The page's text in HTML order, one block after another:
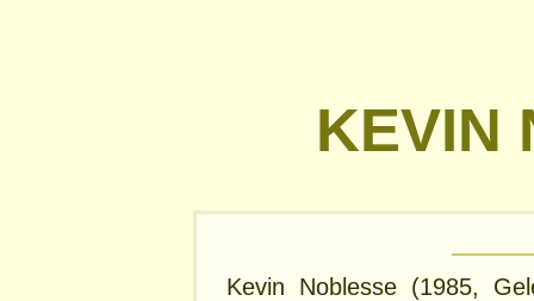
KEVIN
Kevin Noblesse (1985,